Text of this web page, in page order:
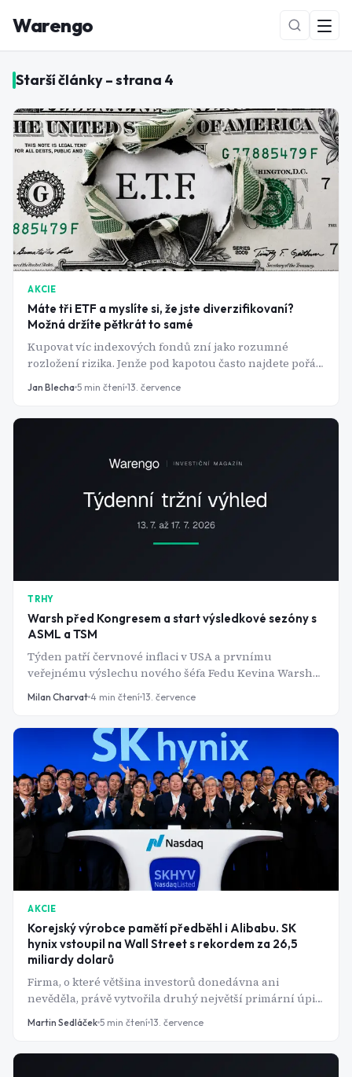
Warengo
NOVÉ
Starší články – strana 4
AKCIE
Máte tři ETF a myslíte si, že jste diverzifikovaní?
Možná držíte pětkrát to samé
Kupovat víc indexových fondů zní jako rozumné
rozložení rizika. Jenže pod kapotou často najdete pořád
dokola stejnou hrstku amerických technologických
Jan Blecha 5 min čtení 13. července
TRHY
Warsh před Kongresem a start výsledkové sezóny s
ASML a TSM
Týden patří červnové inflaci v USA a prvnímu
veřejnému výslechu nového šéfa Fedu Kevina Warshe.
Souběžně startuje výsledková sezóna za druhé
Milan Charvat 4 min čtení 13. července
AKCIE
Korejský výrobce pamětí předběhl i Alibabu. SK
hynix vstoupil na Wall Street s rekordem za 26,5
miliardy dolarů
Firma, o které většina investorů donedávna ani
nevěděla, právě vytvořila druhý největší primární úpis
akcií v historii amerického trhu.
Martin Sedláček 5 min čtení 13. července